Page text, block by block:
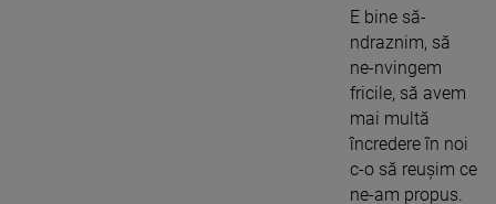
E bine să-
ndraznim, să
ne-nvingem
fricile, să avem
mai multă
încredere în noi
c-o să reuşim ce
ne-am propus.